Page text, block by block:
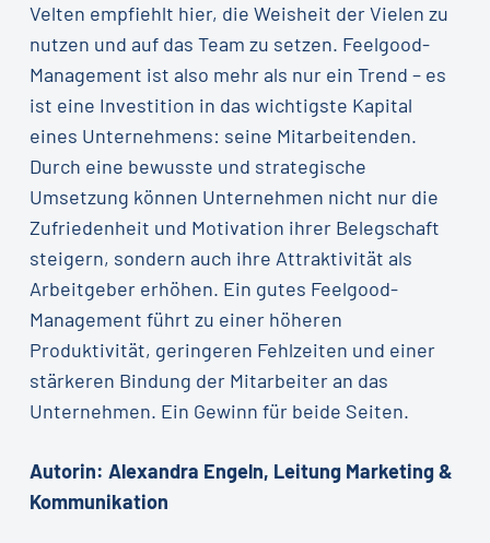
Velten empfiehlt hier, die Weisheit der Vielen zu
nutzen und auf das Team zu setzen. Feelgood-
Management ist also mehr als nur ein Trend – es
ist eine Investition in das wichtigste Kapital
eines Unternehmens: seine Mitarbeitenden.
Durch eine bewusste und strategische
Umsetzung können Unternehmen nicht nur die
Zufriedenheit und Motivation ihrer Belegschaft
steigern, sondern auch ihre Attraktivität als
Arbeitgeber erhöhen. Ein gutes Feelgood-
Management führt zu einer höheren
Produktivität, geringeren Fehlzeiten und einer
stärkeren Bindung der Mitarbeiter an das
Unternehmen. Ein Gewinn für beide Seiten.
Autorin: Alexandra Engeln, Leitung Marketing &
Kommunikation